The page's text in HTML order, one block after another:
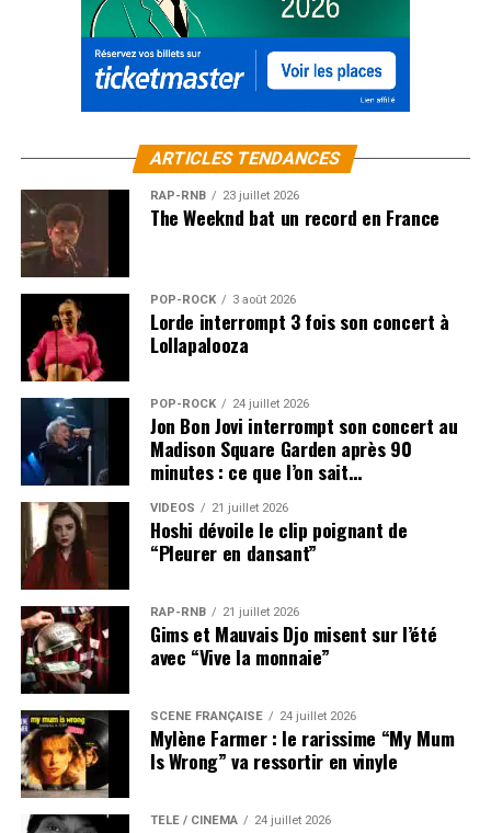
ARTICLES TENDANCES
RAP-RNB 23 juillet 2026
The Weeknd bat un record en France
POP-ROCK 3 août 2026
Lorde interrompt 3 fois son concert à
Lollapalooza
POP-ROCK 24 juillet 2026
Jon Bon Jovi interrompt son concert au
Madison Square Garden après 90
minutes : ce que l’on sait…
VIDEOS 21 juillet 2026
Hoshi dévoile le clip poignant de
“Pleurer en dansant”
RAP-RNB 21 juillet 2026
Gims et Mauvais Djo misent sur l’été
avec “Vive la monnaie”
SCÈNE FRANÇAISE 24 juillet 2026
Mylène Farmer : le rarissime “My Mum
Is Wrong” va ressortir en vinyle
TÉLÉ / CINÉMA 24 juillet 2026